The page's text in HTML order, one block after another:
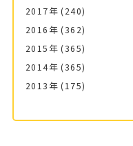
2017年 (240)
2016年 (362)
2015年 (365)
2014年 (365)
2013年 (175)